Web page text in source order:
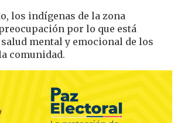
los indígenas de la zona
por lo que está
mental y emocional de los
comunidad.